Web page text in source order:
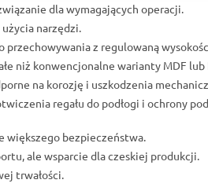
dla wymagających operacji.
narzędzi.
przechowywania z regulowaną
niż konwencjonalne warianty MDF lub
na korozję i uszkodzenia
regału do podłogi i ochrony
większego bezpieczeństwa.
ale wsparcie dla czeskiej produkcji.
trwałości.